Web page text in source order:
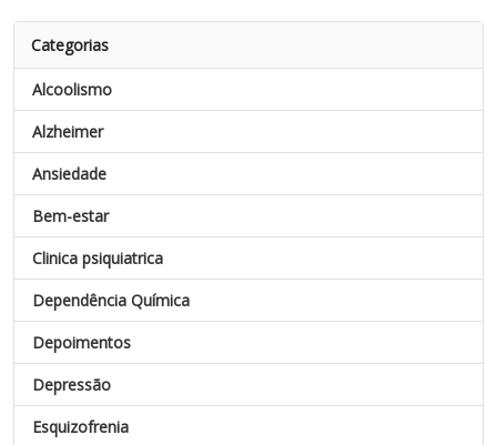
Categorias
Alcoolismo
Alzheimer
Ansiedade
Bem-estar
Clinica psiquiatrica
Dependência Química
Depoimentos
Depressão
Esquizofrenia